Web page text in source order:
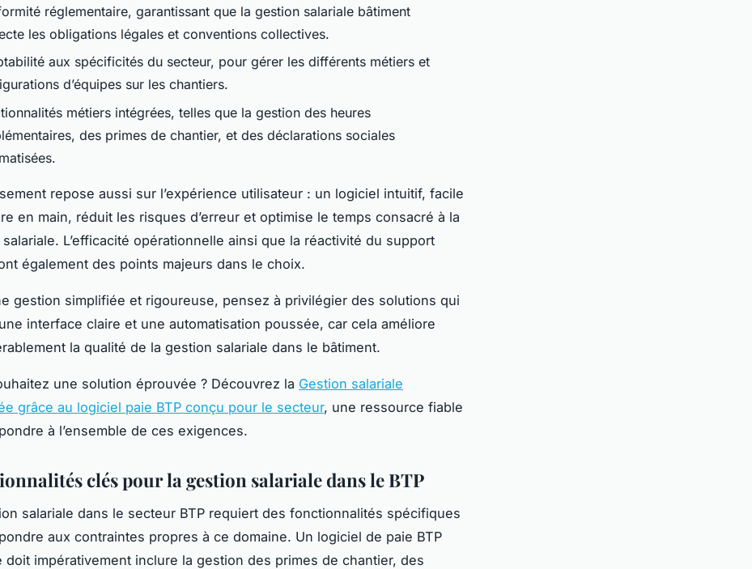
réglementaire, garantissant que la gestion salariale bâtiment
les obligations légales et conventions collectives.
aux spécificités du secteur, pour gérer les différents métiers et
d’équipes sur les chantiers.
métiers intégrées, telles que la gestion des heures
des primes de chantier, et des déclarations sociales
repose aussi sur l’expérience utilisateur : un logiciel intuitif, facile
en main, réduit les risques d’erreur et optimise le temps consacré à la
L’efficacité opérationnelle ainsi que la réactivité du support
également des points majeurs dans le choix.
gestion simplifiée et rigoureuse, pensez à privilégier des solutions qui
interface claire et une automatisation poussée, car cela améliore
la qualité de la gestion salariale dans le bâtiment.
une solution éprouvée ? Découvrez la Gestion salariale
grâce au logiciel paie BTP conçu pour le secteur, une ressource fiable
à l’ensemble de ces exigences.
clés pour la gestion salariale dans le BTP
salariale dans le secteur BTP requiert des fonctionnalités spécifiques
aux contraintes propres à ce domaine. Un logiciel de paie BTP
doit impérativement inclure la gestion des primes de chantier, des